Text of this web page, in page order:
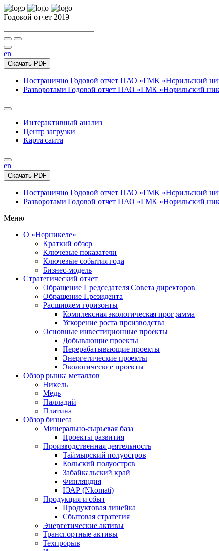
Годовой отчет 2019
en
Скачать PDF
Постранично Годовой отчет ПАО «ГМК «Норильский
Разворотами Годовой отчет ПАО «ГМК «Норильский
Интерактивный анализ
Центр загрузки
Карта сайта
en
Скачать PDF
Постранично Годовой отчет ПАО «ГМК «Норильский
Разворотами Годовой отчет ПАО «ГМК «Норильский
Меню
О «Норникеле»
Краткий обзор
Ключевые показатели
Ключевые события года
Бизнес-модель
Стратегический отчет
Обращение Председателя Совета директоров
Обращение Президента
Расширяем горизонты
Комплексная экологическая программа
Ускорение роста производства
Основные инвестиционные проекты
Добывающие проекты
Перерабатывающие проекты
Энергетические проекты
Экологические проекты
Обзор рынка металлов
Никель
Медь
Палладий
Платина
Обзор бизнеса
Минерально-сырьевая база
Проекты развития
Производственная деятельность
Таймырский полуостров
Кольский полуостров
Забайкальский край
Финляндия
ЮАР (Nkomati)
Продукция и сбыт
Продуктовая линейка
Сбытовая стратегия
Энергетические активы
Транспортные активы
Техпрорыв